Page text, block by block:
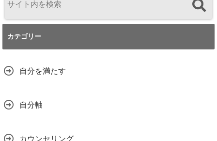
カテゴリー
自分を満たす
自分軸
カウンセリング